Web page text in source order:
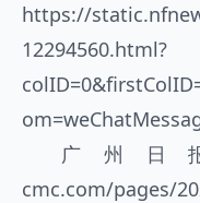
https://
12294560.html?
广州日报
cmc.com/pages/